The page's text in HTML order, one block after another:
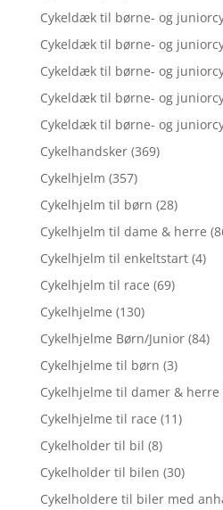
Cykeldæk til børne- og
Cykeldæk til børne- og
Cykeldæk til børne- og
Cykeldæk til børne- og
Cykeldæk til børne- og
Cykelhandsker (369)
Cykelhjelm (357)
Cykelhjelm til børn (28)
Cykelhjelm til dame & herre
Cykelhjelm til enkeltstart (4)
Cykelhjelm til race (69)
Cykelhjelme (130)
Cykelhjelme Børn/Junior (84)
Cykelhjelme til børn (3)
Cykelhjelme til damer & herre
Cykelhjelme til race (11)
Cykelholder til bil (8)
Cykelholder til bilen (30)
Cykelholdere til biler med